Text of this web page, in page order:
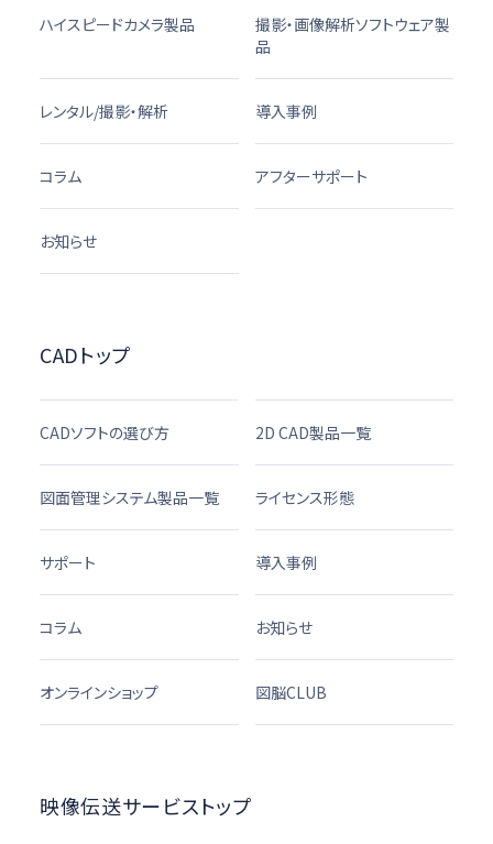
ハイスピードカメラ製品
撮影・画像解析ソフトウェア製
品
レンタル/撮影・解析 導入事例
コラム アフターサポート
お知らせ
CADトップ
CADソフトの選び方 2D CAD製品一覧
図面管理システム製品一覧 ライセンス形態
サポート 導入事例
コラム お知らせ
オンラインショップ 図脳CLUB
映像伝送サービストップ